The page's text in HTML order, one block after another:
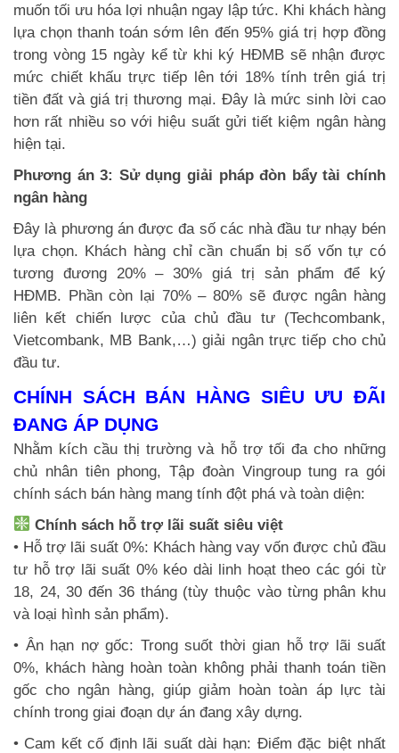
muốn tối ưu hóa lợi nhuận ngay lập tức. Khi khách hàng
lựa chọn thanh toán sớm lên đến 95% giá trị hợp đồng
trong vòng 15 ngày kể từ khi ký HĐMB sẽ nhận được
mức chiết khấu trực tiếp lên tới 18% tính trên giá trị
tiền đất và giá trị thương mại. Đây là mức sinh lời cao
hơn rất nhiều so với hiệu suất gửi tiết kiệm ngân hàng
hiện tại.
Phương án 3: Sử dụng giải pháp đòn bẩy tài chính
ngân hàng
Đây là phương án được đa số các nhà đầu tư nhạy bén
lựa chọn. Khách hàng chỉ cần chuẩn bị số vốn tự có
tương đương 20% – 30% giá trị sản phẩm để ký
HĐMB. Phần còn lại 70% – 80% sẽ được ngân hàng
liên kết chiến lược của chủ đầu tư (Techcombank,
Vietcombank, MB Bank,…) giải ngân trực tiếp cho chủ
đầu tư.
CHÍNH SÁCH BÁN HÀNG SIÊU ƯU ĐÃI
ĐANG ÁP DỤNG
Nhằm kích cầu thị trường và hỗ trợ tối đa cho những
chủ nhân tiên phong, Tập đoàn Vingroup tung ra gói
chính sách bán hàng mang tính đột phá và toàn diện:
Chính sách hỗ trợ lãi suất siêu việt
• Hỗ trợ lãi suất 0%: Khách hàng vay vốn được chủ đầu
tư hỗ trợ lãi suất 0% kéo dài linh hoạt theo các gói từ
18, 24, 30 đến 36 tháng (tùy thuộc vào từng phân khu
và loại hình sản phẩm).
• Ân hạn nợ gốc: Trong suốt thời gian hỗ trợ lãi suất
0%, khách hàng hoàn toàn không phải thanh toán tiền
gốc cho ngân hàng, giúp giảm hoàn toàn áp lực tài
chính trong giai đoạn dự án đang xây dựng.
• Cam kết cố định lãi suất dài hạn: Điểm đặc biệt nhất